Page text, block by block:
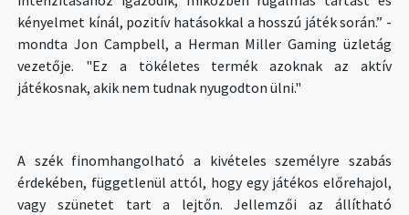
kényelmet kínál, pozitív hatásokkal a hosszú játék során.” -
mondta Jon Campbell, a Herman Miller Gaming üzletág
vezetője. "Ez a tökéletes termék azoknak az aktív
játékosnak, akik nem tudnak nyugodton ülni."
A szék finomhangolható a kivételes személyre szabás
érdekében, függetlenül attól, hogy egy játékos előrehajol,
vagy szünetet tart a lejtőn. Jellemzői az állítható